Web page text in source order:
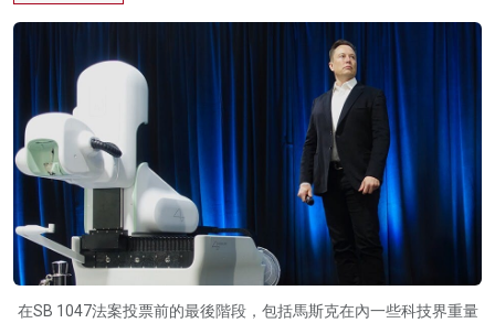
在SB 1047法案投票前的最後階段，包括馬斯克在內一些科技界重量